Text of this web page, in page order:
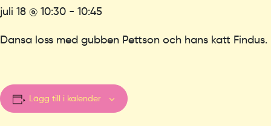
juli 18 @ 10:30 - 10:45
Dansa loss med gubben Pettson och hans katt Findus.
Lägg till i kalender